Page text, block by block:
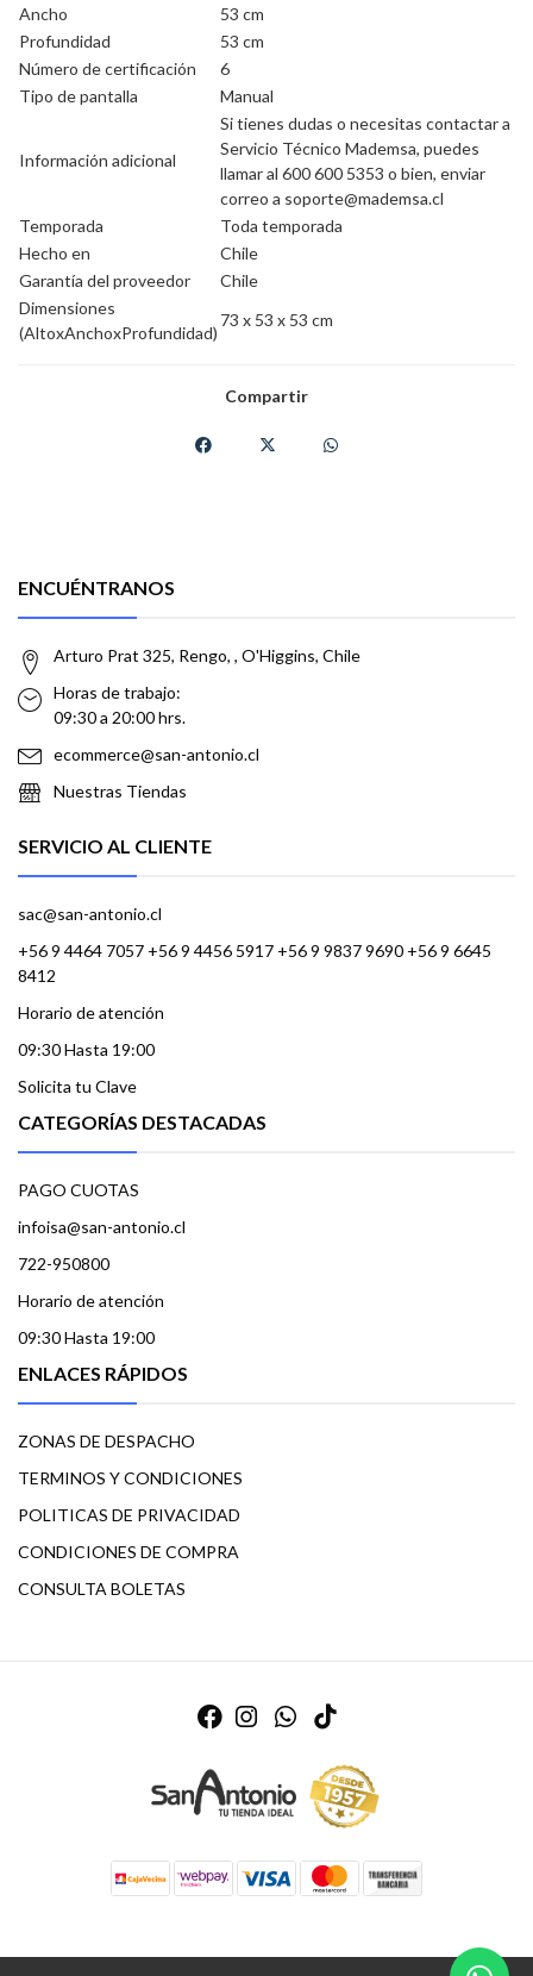
Ancho
53 cm
Profundidad
53 cm
Número de certificación
6
Tipo de pantalla
Manual
Información adicional
Si tienes dudas o necesitas contactar a
Servicio Técnico Mademsa, puedes
llamar al 600 600 5353 o bien, enviar
correo a soporte@mademsa.cl
Temporada
Toda temporada
Hecho en
Chile
Garantía del proveedor
Chile
Dimensiones
(AltoxAnchoxProfundidad)
73 x 53 x 53 cm
Compartir
ENCUÉNTRANOS
Arturo Prat 325, Rengo, , O'Higgins, Chile
Horas de trabajo:
09:30 a 20:00 hrs.
ecommerce@san-antonio.cl
Nuestras Tiendas
SERVICIO AL CLIENTE
sac@san-antonio.cl
+56 9 4464 7057 +56 9 4456 5917 +56 9 9837 9690 +56 9 6645
8412
Horario de atención
09:30 Hasta 19:00
Solicita tu Clave
CATEGORÍAS DESTACADAS
PAGO CUOTAS
infoisa@san-antonio.cl
722-950800
Horario de atención
09:30 Hasta 19:00
ENLACES RÁPIDOS
ZONAS DE DESPACHO
TERMINOS Y CONDICIONES
POLITICAS DE PRIVACIDAD
CONDICIONES DE COMPRA
CONSULTA BOLETAS